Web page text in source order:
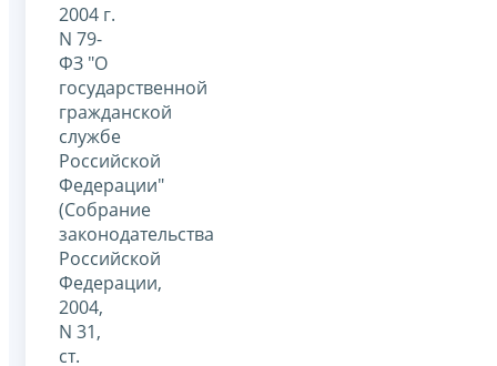
2004 г.
N 79-
ФЗ "О
государственной
гражданской
службе
Российской
Федерации"
(Собрание
законодательства
Российской
Федерации,
2004,
N 31,
ст.